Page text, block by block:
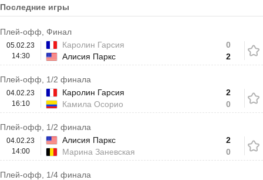
Последние игры
Плей-офф, Финал
05.02.23
14:30
Каролин Гарсия
Алисия Паркс
0
2
Плей-офф, 1/2 финала
04.02.23
16:10
Каролин Гарсия
Камила Осорио
2
0
Плей-офф, 1/2 финала
04.02.23
14:00
Алисия Паркс
Марина Заневская
2
0
Плей-офф, 1/4 финала